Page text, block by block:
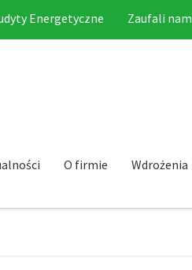
Energetyczne Zaufali nam
O firmie Wdrożenia